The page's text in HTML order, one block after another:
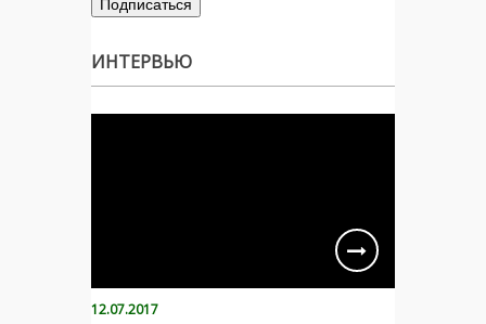
ИНТЕРВЬЮ
12.07.2017